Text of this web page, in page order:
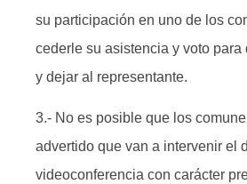
su participación en uno de los
cederle su asistencia y voto
y dejar al representante.
3.- No es posible que los
advertido que van a intervenir el
videoconferencia con carácter